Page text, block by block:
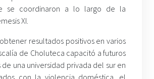
se coordinaron a lo largo de la
XI.
resultados positivos en varios
de Choluteca capacitó a futuros
una universidad privada del sur en